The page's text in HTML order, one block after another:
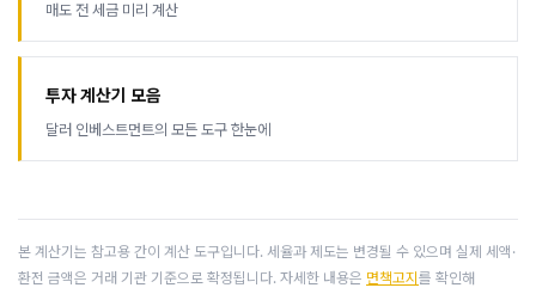
매도 전 세금 미리 계산
투자 계산기 모음
달러 인베스트먼트의 모든 도구 한눈에
본 계산기는 참고용 간이 계산 도구입니다. 세율과 제도는 변경될 수 있으며 실제 세액·
환전 금액은 거래 기관 기준으로 확정됩니다. 자세한 내용은 면책고지를 확인해